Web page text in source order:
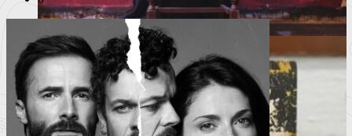
A vida, de robe e ao som de uma marcha
Livros da Semana
Entrevistas & Especiais
INSTAGRAM